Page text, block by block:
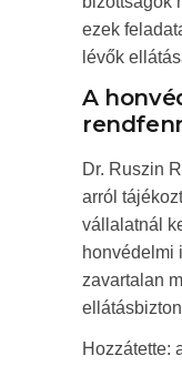
ezek
lévők
A
Dr. Ruszin
arról
vállalatnál
honvédelmi
zavartalan
Hozzátette: